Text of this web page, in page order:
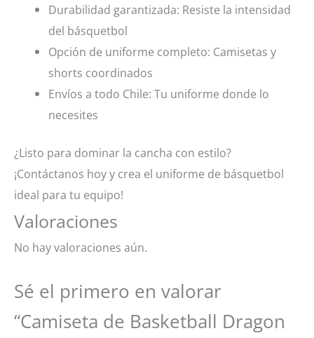
Durabilidad garantizada: Resiste la intensidad
del básquetbol
Opción de uniforme completo: Camisetas y
shorts coordinados
Envíos a todo Chile: Tu uniforme donde lo
necesites
¿Listo para dominar la cancha con estilo?
¡Contáctanos hoy y crea el uniforme de básquetbol
ideal para tu equipo!
Valoraciones
No hay valoraciones aún.
Sé el primero en valorar
“Camiseta de Basketball Dragon